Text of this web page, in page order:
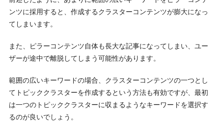
ンツに採用すると、作成するクラスターコンテンツが膨大になっ
てしまいます。
また、ピラーコンテンツ自体も長大な記事になってしまい、ユー
ザーが途中で離脱してしまう可能性があります。
範囲の広いキーワードの場合、クラスターコンテンツの一つとし
てトピッククラスターを作成するという方法も有効ですが、最初
は一つのトピッククラスターに収まるようなキーワードを選択す
るのが良いでしょう。